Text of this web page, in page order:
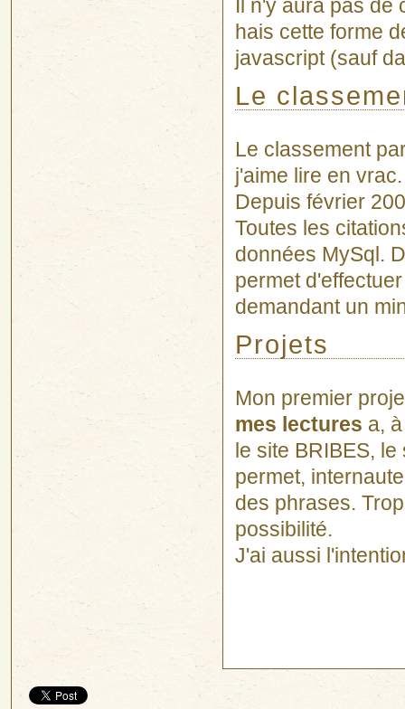
Il n'y aura pas de
hais cette forme
javascript (sauf
Le
Le classement
j'aime lire en vrac.
Depuis février
Toutes les
données MySql.
permet
demandant un
Projets
Mon premier
mes lectures a,
le site BRIBES,
permet,
des phrases.
possibilité.
J'ai aussi